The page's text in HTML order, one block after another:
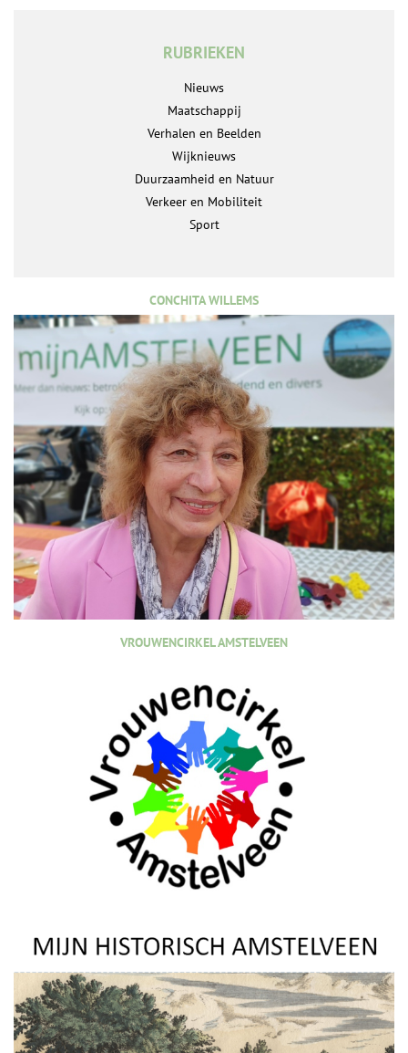
RUBRIEKEN
Nieuws
Maatschappij
Verhalen en Beelden
Wijknieuws
Duurzaamheid en Natuur
Verkeer en Mobiliteit
Sport
CONCHITA WILLEMS
VROUWENCIRKEL AMSTELVEEN